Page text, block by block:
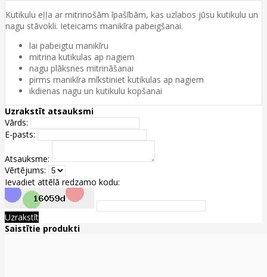
Kutikulu eļļa ar mitrinošām īpašībām, kas uzlabos jūsu kutikulu un
nagu stāvokli. Ieteicams manikīra pabeigšanai.
lai pabeigtu manikīru
mitrina kutikulas ap nagiem
nagu plāksnes mitrināšanai
pirms manikīra mīkstiniet kutikulas ap nagiem
ikdienas nagu un kutikulu kopšanai
Uzrakstīt atsauksmi
Vārds:
E-pasts:
Atsauksme:
Vērtējums:
Ievadiet attēlā redzamo kodu:
Uzrakstīt
Saistītie produkti